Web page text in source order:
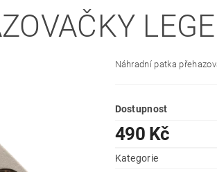
Náhradní patka
Dostupnost
490 Kč
Kategorie